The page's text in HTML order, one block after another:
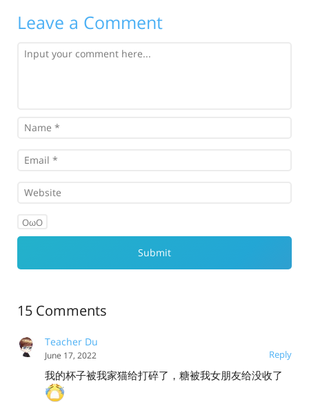
Leave a Comment
OωO
15 Comments
Teacher Du
Reply
June 17, 2022
我的杯子被我家猫给打碎了，糖被我女朋友给没收了